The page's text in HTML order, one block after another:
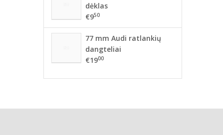
dėklas
€950
77 mm Audi ratlankių
dangteliai
€1900